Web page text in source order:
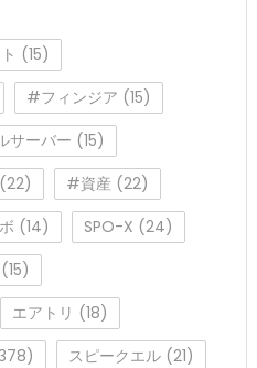
(15)
#フィンジア (15)
サーバー (15)
(22) #資産 (22)
(14) SPO-X (24)
(15)
エアトリ (18)
スピークエル(21)